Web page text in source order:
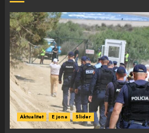
Aktualitet E jona Slider